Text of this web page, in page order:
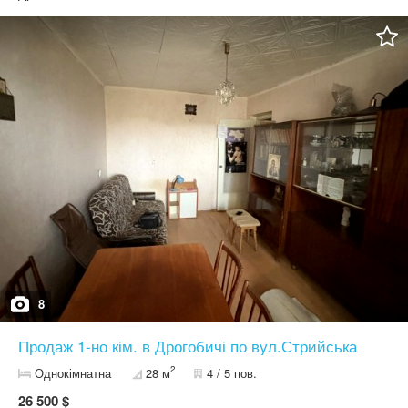
електропідстанція, тепла підлога по всій квартирі, підведені
комунікації під 2 санвузли, встановлений котел та батареї,
зроблена гідроізоляція Інфраструктура: закрита територія, гарно
облаштований двір, дитячий майданчик, паркомісце + місце під
гараж Переваги: доглянута територія, тихий район
8
Продаж 1-но кім. в Дрогобичі по вул.Стрийська
Однокімнатна 28 м2 4 / 5 пов.
26 500 $